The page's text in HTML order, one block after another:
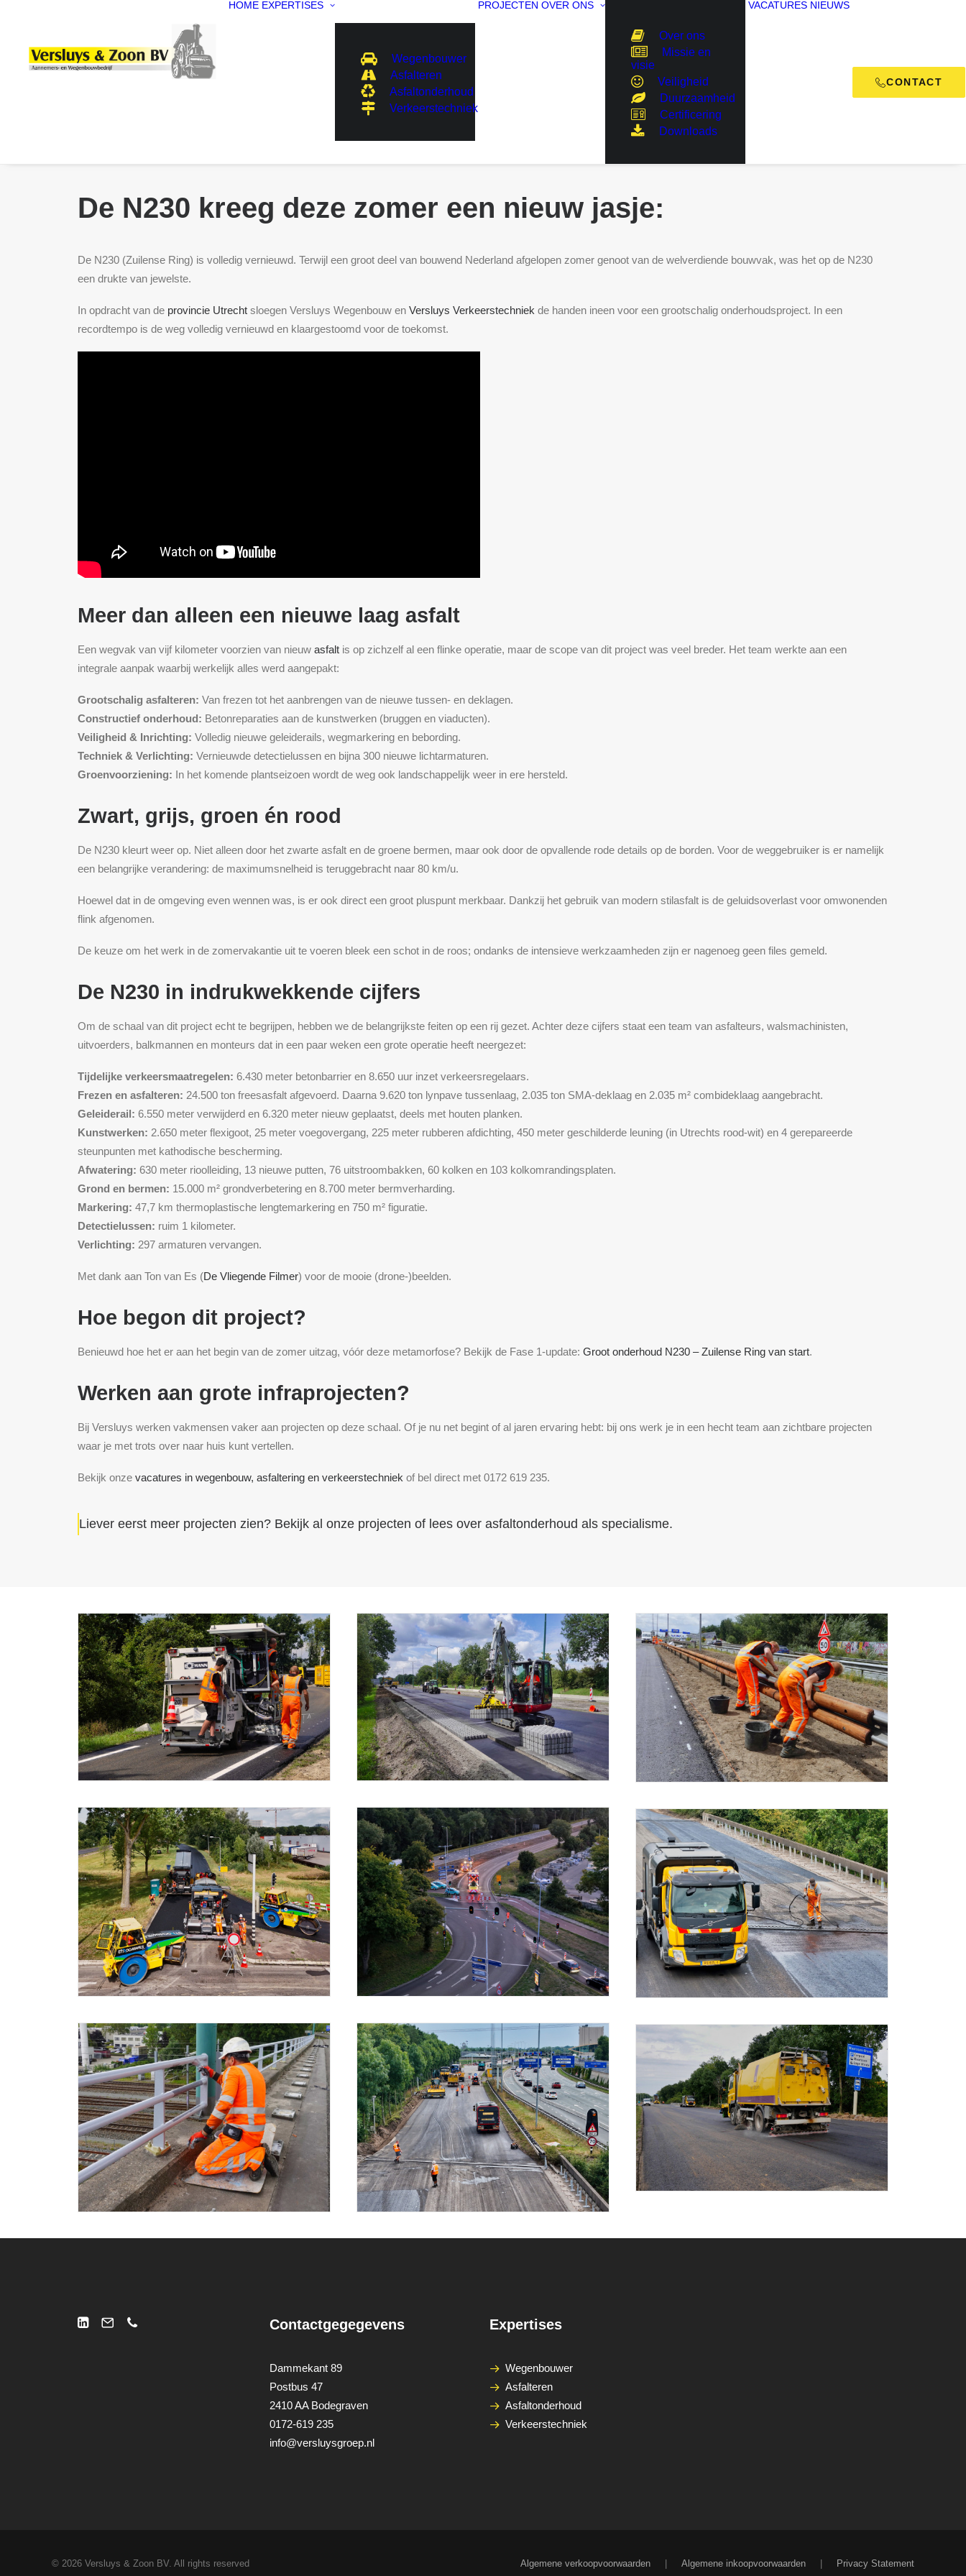
HOME EXPERTISES
Wegenbouwer
Asfalteren
Asfaltonderhoud
Verkeerstechniek
PROJECTEN OVER ONS
Over ons
Missie en
visie
Veiligheid
Duurzaamheid
Certificering
Downloads
VACATURES NIEUWS
CONTACT
De N230 kreeg deze zomer een nieuw jasje:
De N230 (Zuilense Ring) is volledig vernieuwd. Terwijl een groot deel van bouwend Nederland afgelopen zomer genoot van de welverdiende bouwvak, was het op de N230
een drukte van jewelste.
In opdracht van de provincie Utrecht sloegen Versluys Wegenbouw en Versluys Verkeerstechniek de handen ineen voor een grootschalig onderhoudsproject. In een
recordtempo is de weg volledig vernieuwd en klaargestoomd voor de toekomst.
Meer dan alleen een nieuwe laag asfalt
Een wegvak van vijf kilometer voorzien van nieuw asfalt is op zichzelf al een flinke operatie, maar de scope van dit project was veel breder. Het team werkte aan een
integrale aanpak waarbij werkelijk alles werd aangepakt:
Grootschalig asfalteren: Van frezen tot het aanbrengen van de nieuwe tussen- en deklagen.
Constructief onderhoud: Betonreparaties aan de kunstwerken (bruggen en viaducten).
Veiligheid & Inrichting: Volledig nieuwe geleiderails, wegmarkering en bebording.
Techniek & Verlichting: Vernieuwde detectielussen en bijna 300 nieuwe lichtarmaturen.
Groenvoorziening: In het komende plantseizoen wordt de weg ook landschappelijk weer in ere hersteld.
Zwart, grijs, groen én rood
De N230 kleurt weer op. Niet alleen door het zwarte asfalt en de groene bermen, maar ook door de opvallende rode details op de borden. Voor de weggebruiker is er namelijk
een belangrijke verandering: de maximumsnelheid is teruggebracht naar 80 km/u.
Hoewel dat in de omgeving even wennen was, is er ook direct een groot pluspunt merkbaar. Dankzij het gebruik van modern stilasfalt is de geluidsoverlast voor omwonenden
flink afgenomen.
De keuze om het werk in de zomervakantie uit te voeren bleek een schot in de roos; ondanks de intensieve werkzaamheden zijn er nagenoeg geen files gemeld.
De N230 in indrukwekkende cijfers
Om de schaal van dit project echt te begrijpen, hebben we de belangrijkste feiten op een rij gezet. Achter deze cijfers staat een team van asfalteurs, walsmachinisten,
uitvoerders, balkmannen en monteurs dat in een paar weken een grote operatie heeft neergezet:
Tijdelijke verkeersmaatregelen: 6.430 meter betonbarrier en 8.650 uur inzet verkeersregelaars.
Frezen en asfalteren: 24.500 ton freesasfalt afgevoerd. Daarna 9.620 ton lynpave tussenlaag, 2.035 ton SMA-deklaag en 2.035 m² combideklaag aangebracht.
Geleiderail: 6.550 meter verwijderd en 6.320 meter nieuw geplaatst, deels met houten planken.
Kunstwerken: 2.650 meter flexigoot, 25 meter voegovergang, 225 meter rubberen afdichting, 450 meter geschilderde leuning (in Utrechts rood-wit) en 4 gerepareerde
steunpunten met kathodische bescherming.
Afwatering: 630 meter rioolleiding, 13 nieuwe putten, 76 uitstroombakken, 60 kolken en 103 kolkomrandingsplaten.
Grond en bermen: 15.000 m² grondverbetering en 8.700 meter bermverharding.
Markering: 47,7 km thermoplastische lengtemarkering en 750 m² figuratie.
Detectielussen: ruim 1 kilometer.
Verlichting: 297 armaturen vervangen.
Met dank aan Ton van Es (De Vliegende Filmer) voor de mooie (drone-)beelden.
Hoe begon dit project?
Benieuwd hoe het er aan het begin van de zomer uitzag, vóór deze metamorfose? Bekijk de Fase 1-update: Groot onderhoud N230 – Zuilense Ring van start.
Werken aan grote infraprojecten?
Bij Versluys werken vakmensen vaker aan projecten op deze schaal. Of je nu net begint of al jaren ervaring hebt: bij ons werk je in een hecht team aan zichtbare projecten
waar je met trots over naar huis kunt vertellen.
Bekijk onze vacatures in wegenbouw, asfaltering en verkeerstechniek of bel direct met 0172 619 235.
Liever eerst meer projecten zien? Bekijk al onze projecten of lees over asfaltonderhoud als specialisme.
Contactgegegevens
Dammekant 89
Postbus 47
2410 AA Bodegraven
0172-619 235
info@versluysgroep.nl
Expertises
Wegenbouwer
Asfalteren
Asfaltonderhoud
Verkeerstechniek
© 2026 Versluys & Zoon BV. All rights reserved Algemene verkoopvoorwaarden Algemene inkoopvoorwaarden Privacy Statement